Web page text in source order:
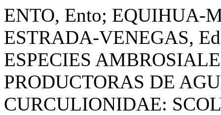
ENTO, Ento; EQUIHUA-
ESTRADA-VENEGAS,
ESPECIES
PRODUCTORAS DE
CURCULIONIDAE: